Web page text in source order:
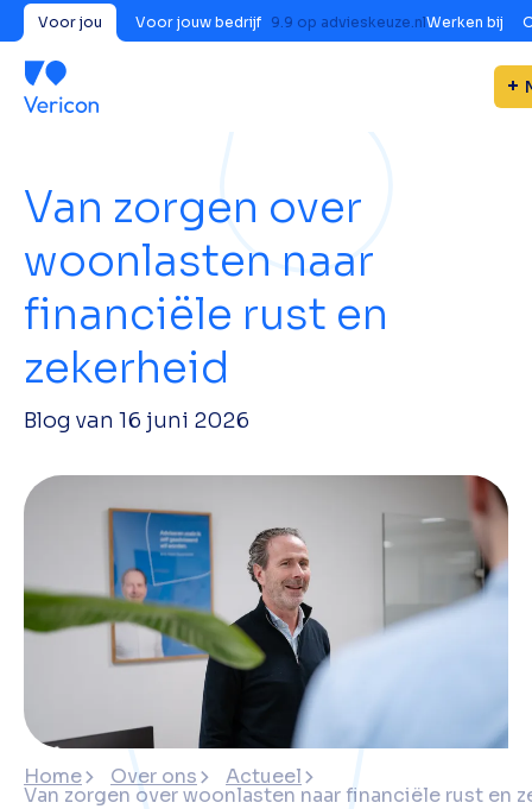
Voor jou Voor jouw bedrijf 9.9 op advieskeuze.nlWerken bij
Van zorgen over
woonlasten naar
financiële rust en
zekerheid
Blog van 16 juni 2026
Home Over ons Actueel
Van zorgen over woonlasten naar financiële rust en